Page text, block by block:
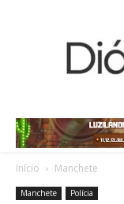
Início Manchete
Manchete Polícia